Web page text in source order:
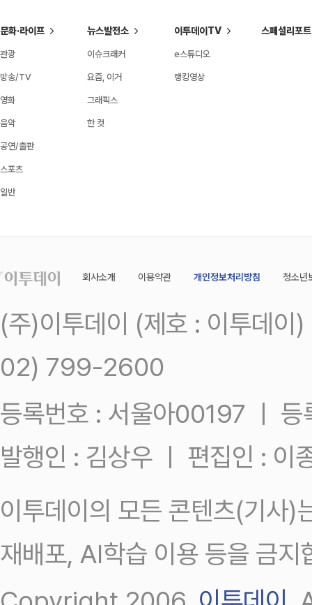
문화·라이프
관광
방송/TV
영화
음악
공연/출판
스포츠
일반
뉴스발전소
이슈크래커
요즘, 이거
그래픽스
한 컷
이투데이TV
e스튜디오
랭킹영상
스페셜리포트
회사소개 이용약관 개인정보처리방침 청소년
(주)이투데이 (제호 : 이투데
02) 799-2600
등록번호 : 서울아00197 ㅣ
발행인 : 김상우 ㅣ 편집인 : 이
이투데이의 모든 콘텐츠(기사)
재배포, AI학습 이용 등을 금지